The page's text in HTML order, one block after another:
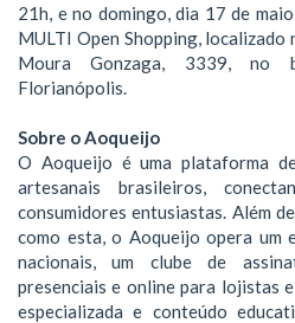
21h, e no domingo, dia 17 de
MULTI Open Shopping,
Moura Gonzaga, 3339, no
Florianópolis.
Sobre o Aoqueijo
O Aoqueijo é uma plataforma
artesanais brasileiros,
consumidores entusiastas. Além
como esta, o Aoqueijo opera um
nacionais, um clube de
presenciais e online para lojistas
especializada e conteúdo